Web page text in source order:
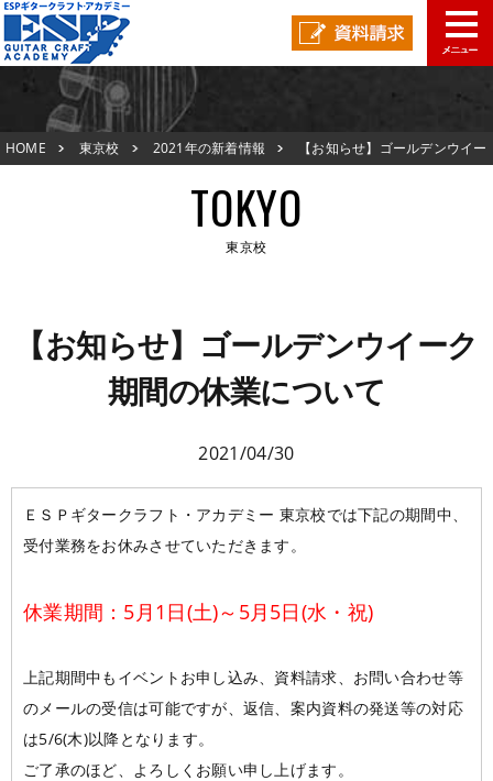
東京校TOP
新着情報
ESPオープンキャンパス
在校生の声
スタッフ紹介
学校概要
募集要項 学費について 学生マンション
学費サポート 短期大学併修制度
就職進路指導 就職実績 卒業生紹介
スペシャル
HOME 東京校 2021年の新着情報
【お知らせ】ゴールデンウイー
TOKYO
東京校
新着情報
在校生の声
スタッフ紹介
【お知らせ】ゴールデンウイーク
期間の休業について
2021/04/30
ＥＳＰギタークラフト・アカデミー 東京校では下記の期間中、
受付業務をお休みさせていただきます。
休業期間：5月1日(土)～5月5日(水・祝)
上記期間中もイベントお申し込み、資料請求、お問い合わせ等
のメールの受信は可能ですが、返信、案内資料の発送等の対応
は5/6(木)以降となります。
ご了承のほど、よろしくお願い申し上げます。